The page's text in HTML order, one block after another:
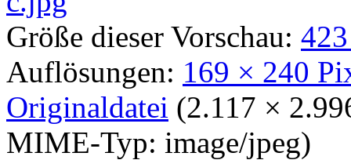
Größe dieser Vorschau:
Auflösungen: 169 × 240
Originaldatei (2.117 ×
MIME-Typ: image/jpeg)